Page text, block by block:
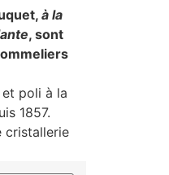
à la
, sont
poli à la
1857.
cristallerie